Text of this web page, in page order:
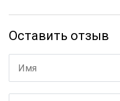
Оставить отзыв